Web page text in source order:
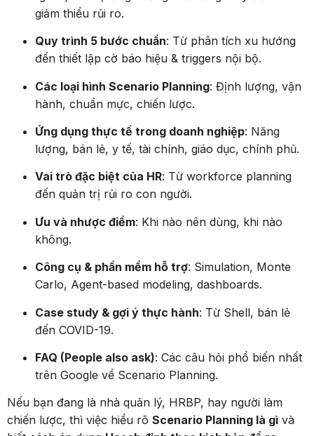
giảm thiểu rủi ro.
Quy trình 5 bước chuẩn: Từ phân tích xu hướng
đến thiết lập cờ báo hiệu & triggers nội bộ.
Các loại hình Scenario Planning: Định lượng, vận
hành, chuẩn mực, chiến lược.
Ứng dụng thực tế trong doanh nghiệp: Năng
lượng, bán lẻ, y tế, tài chính, giáo dục, chính phủ.
Vai trò đặc biệt của HR: Từ workforce planning
đến quản trị rủi ro con người.
Ưu và nhược điểm: Khi nào nên dùng, khi nào
không.
Công cụ & phần mềm hỗ trợ: Simulation, Monte
Carlo, Agent-based modeling, dashboards.
Case study & gợi ý thực hành: Từ Shell, bán lẻ
đến COVID-19.
FAQ (People also ask): Các câu hỏi phổ biến nhất
trên Google về Scenario Planning.
Nếu bạn đang là nhà quản lý, HRBP, hay người làm
chiến lược, thì việc hiểu rõ Scenario Planning là gì và
biết cách áp dụng Hoạch định theo kịch bản để ra